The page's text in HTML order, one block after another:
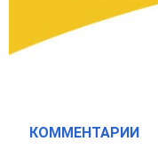
КОММЕНТАРИИ